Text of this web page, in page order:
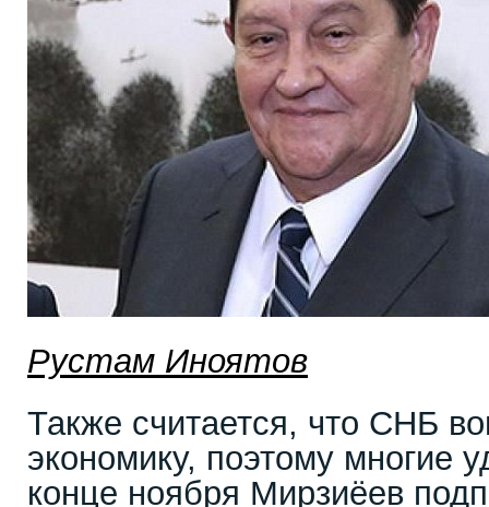
Рустам Иноятов
Также считается, что СНБ
экономику, поэтому многие
конце ноября Мирзиёев